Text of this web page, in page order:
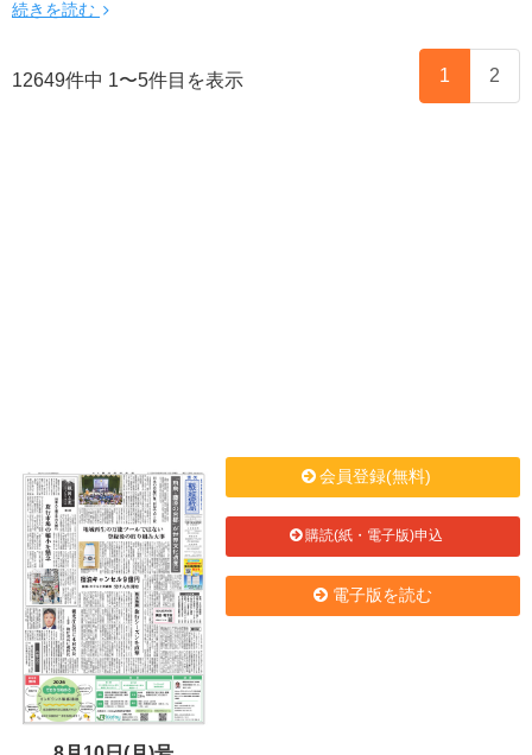
続きを読む
12649件中 1〜5件目を表示 1 2
会員登録(無料)
購読(紙・電子版)申込
電子版を読む